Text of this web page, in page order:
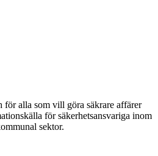
för alla som vill göra säkrare affärer
för säkerhets­ansvariga inom
sektor.